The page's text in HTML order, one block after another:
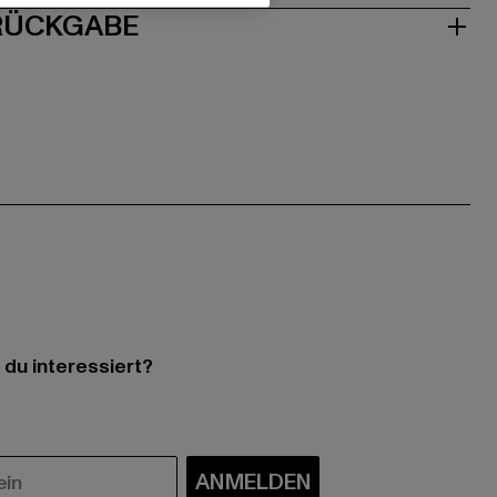
interessiert?
ANMELDEN